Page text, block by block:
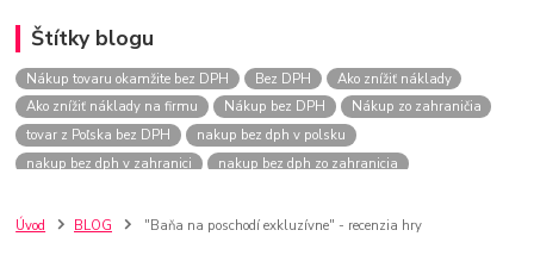
Štítky blogu
Nákup tovaru okamžite bez DPH Bez DPH
Ako znížiť náklady
Ako znížiť náklady na firmu
Nákup bez DPH
Nákup zo zahraničia
tovar z Poľska bez DPH
nakup bez dph v polsku
nakup bez dph v zahranici
nakup bez dph zo zahranicia
szco nakup bez dph
Smart hodinky pre deti
Úvod BLOG "Baňa na poschodí exkluzívne" - recenzia hry